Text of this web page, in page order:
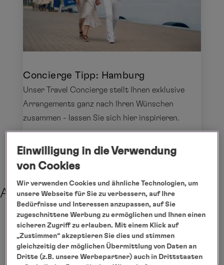
Concierge Tipp: Hamburg
Unser Travel Concierge stellt Ihnen exklusive
Arrangements ganz nach Ihren Wünschen
zusammen - lassen Sie sich hier inspirieren.
Details
Abreise
Maßgeschneidert
Einwilligung in die Verwendung
von Cookies
Wir verwenden Cookies und ähnliche Technologien, um
unsere Webseite für Sie zu verbessern, auf Ihre
Bedürfnisse und Interessen anzupassen, auf Sie
zugeschnittene Werbung zu ermöglichen und Ihnen einen
sicheren Zugriff zu erlauben. Mit einem Klick auf
„Zustimmen“ akzeptieren Sie dies und stimmen
gleichzeitig der möglichen Übermittlung von Daten an
Dritte (z.B. unsere Werbepartner) auch in Drittstaaten